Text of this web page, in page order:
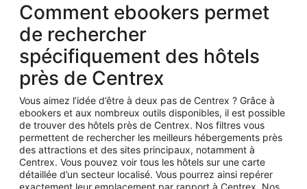
Comment ebookers permet
de rechercher
spécifiquement des hôtels
près de Centrex
Vous aimez l’idée d’être à deux pas de Centrex ? Grâce à
ebookers et aux nombreux outils disponibles, il est possible
de trouver des hôtels près de Centrex. Nos filtres vous
permettent de rechercher les meilleurs hébergements près
des attractions et des sites principaux, notamment à
Centrex. Vous pouvez voir tous les hôtels sur une carte
détaillée d’un secteur localisé. Vous pourrez ainsi repérer
exactement leur emplacement par rapport à Centrex. Nos